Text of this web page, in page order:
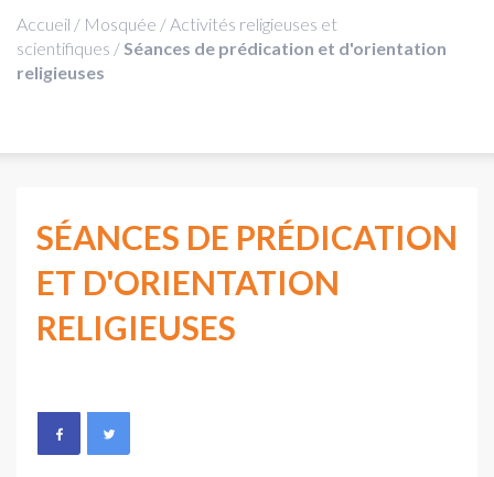
Accueil / Mosquée /Activités religieuses et
scientifiques /Séances de prédication et d'orientation
religieuses
SÉANCES DE PRÉDICATION
ET D'ORIENTATION
RELIGIEUSES